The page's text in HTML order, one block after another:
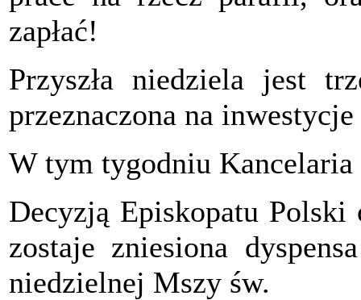
zapłać!
Przyszła niedziela jest
przeznaczona na
W tym tygodniu Kancelaria
Decyzją Episkopatu Polski
zostaje zniesiona
niedzielnej Mszy św.